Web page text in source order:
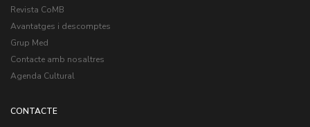
Revista CoMB
Avantatges i descomptes
Grup Med
Contacte amb nosaltres
Agenda Cultural
CONTACTE